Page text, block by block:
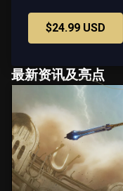
$24.99 USD
最新资讯及亮点